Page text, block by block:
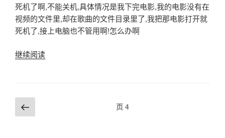
死机了啊,不能关机,具体情况是我下完电影,我的电影没有在
视频的文件里,却在歌曲的文件目录里了,我把那电影打开就
死机了,接上电脑也不管用啊!怎么办啊
继续阅读
文
章 一
页 4